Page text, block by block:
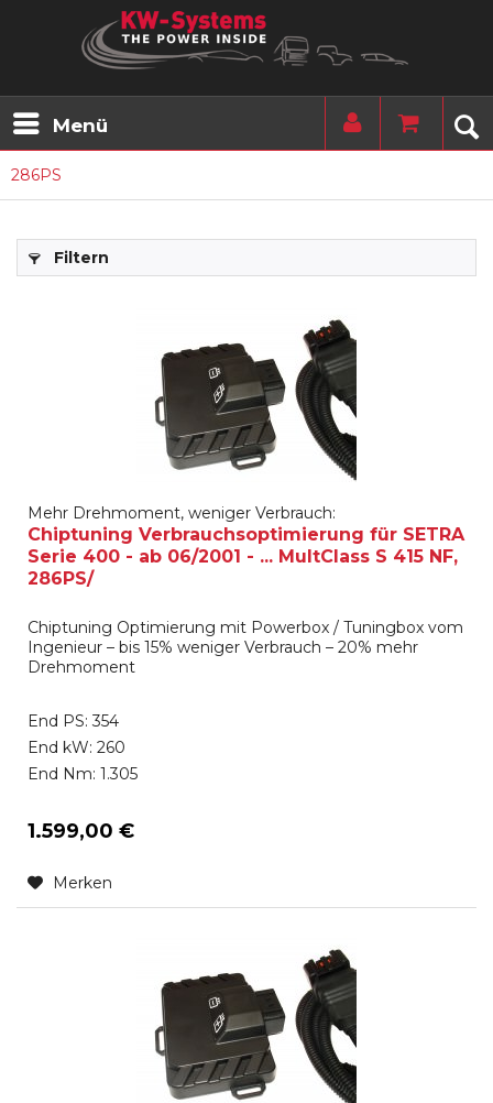
Menü
286PS
Filtern
Mehr Drehmoment, weniger Verbrauch:
Chiptuning Verbrauchsoptimierung für SETRA
Serie 400 - ab 06/2001 - ... MultClass S 415 NF,
286PS/
Chiptuning Optimierung mit Powerbox / Tuningbox vom
Ingenieur – bis 15% weniger Verbrauch – 20% mehr
Drehmoment
End PS: 354
End kW: 260
End Nm: 1.305
1.599,00 €
Merken